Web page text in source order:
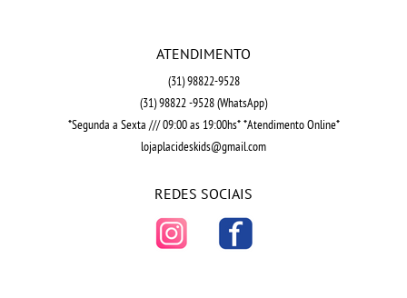
ATENDIMENTO
(31)98822-9528
(31)98822 -9528(WhatsApp)
*Segunda a Sexta /// 09:00 as 19:00hs* *Atendimento Online*
lojaplacideskids@gmail.com
REDES SOCIAIS